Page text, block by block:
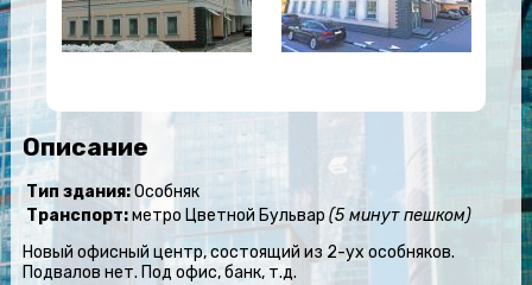
Описание
Тип здания:Особняк
Транспорт:метро Цветной Бульвар (5 минут пешком)
Новый офисный центр, состоящий из 2-ух особняков.
Подвалов нет. Под офис, банк, т.д.